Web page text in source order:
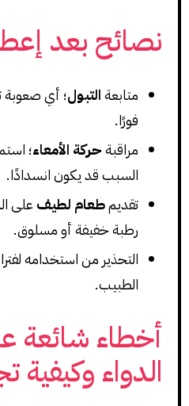
نصائح بعد
متابعةالتبول؛ أي صعوبة
فورًا.
مراقبةحركة الأمعاء؛
السبب قد يكون انسدادًا.
تقديمطعام لطيفعلى
رطبة خفيفة أو مسلوق.
التحذير من استخدامه
الطبيب.
أخطاء شائعة
الدواء وكيفية